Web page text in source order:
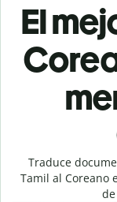
El
Traduce
Tamil al Coreano